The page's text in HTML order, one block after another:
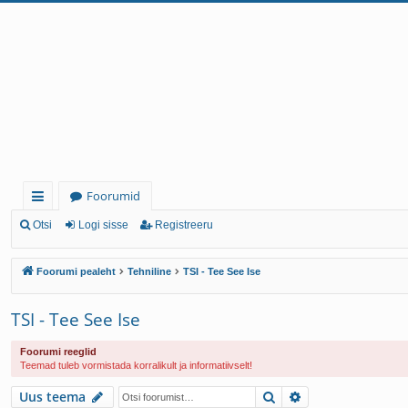
iirl
in
gi
Foorumid
Otsi Logi sisse Registreeru
Foorumi pealeht Tehniline TSI - Tee See Ise
TSI - Tee See Ise
Foorumi reeglid
Teemad tuleb vormistada korralikult ja informatiivselt!
Uus teema Otsi